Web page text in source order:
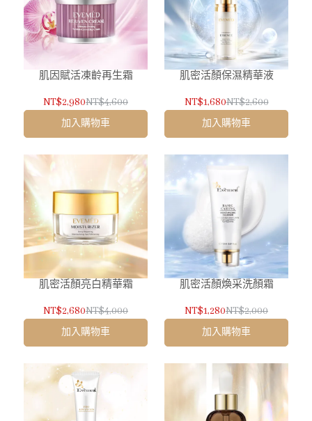
肌因賦活凍齡再生霜
NT$2,980NT$4,600
加入購物車
肌密活顏保濕精華液
NT$1,680NT$2,600
加入購物車
肌密活顏亮白精華霜
NT$2,680NT$4,000
加入購物車
肌密活顏煥采洗顏霜
NT$1,280NT$2,000
加入購物車